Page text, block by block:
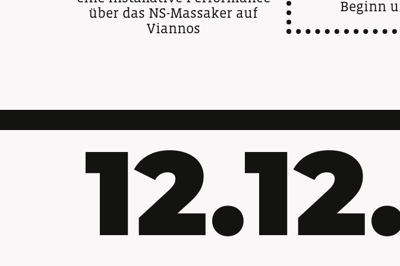
über das NS-Massaker auf
Viannos
Beginn